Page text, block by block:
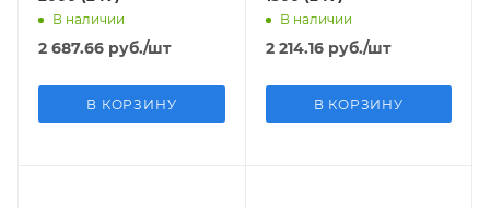
В наличии
2 687.66 руб./шт
В КОРЗИНУ
В наличии
2 214.16руб./шт
В КОРЗИНУ